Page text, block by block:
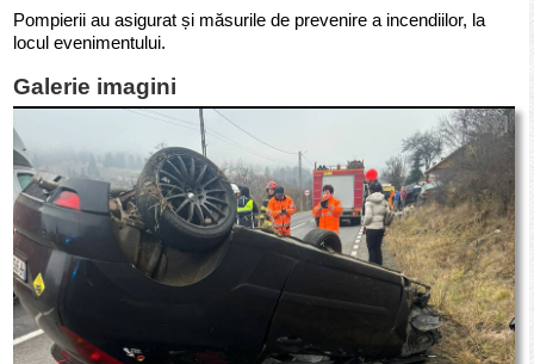
Pompierii au asigurat și măsurile de prevenire a incendiilor, la
locul evenimentului.
Galerie imagini